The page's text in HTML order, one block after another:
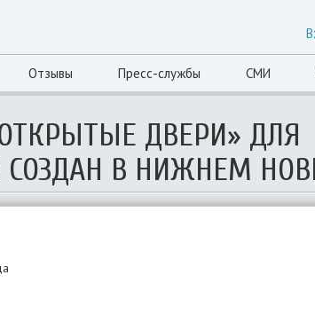
Отзывы Пресс-службы СМИ
ДВЕРИ» ДЛЯ
СОЗДАН В НИЖНЕМ